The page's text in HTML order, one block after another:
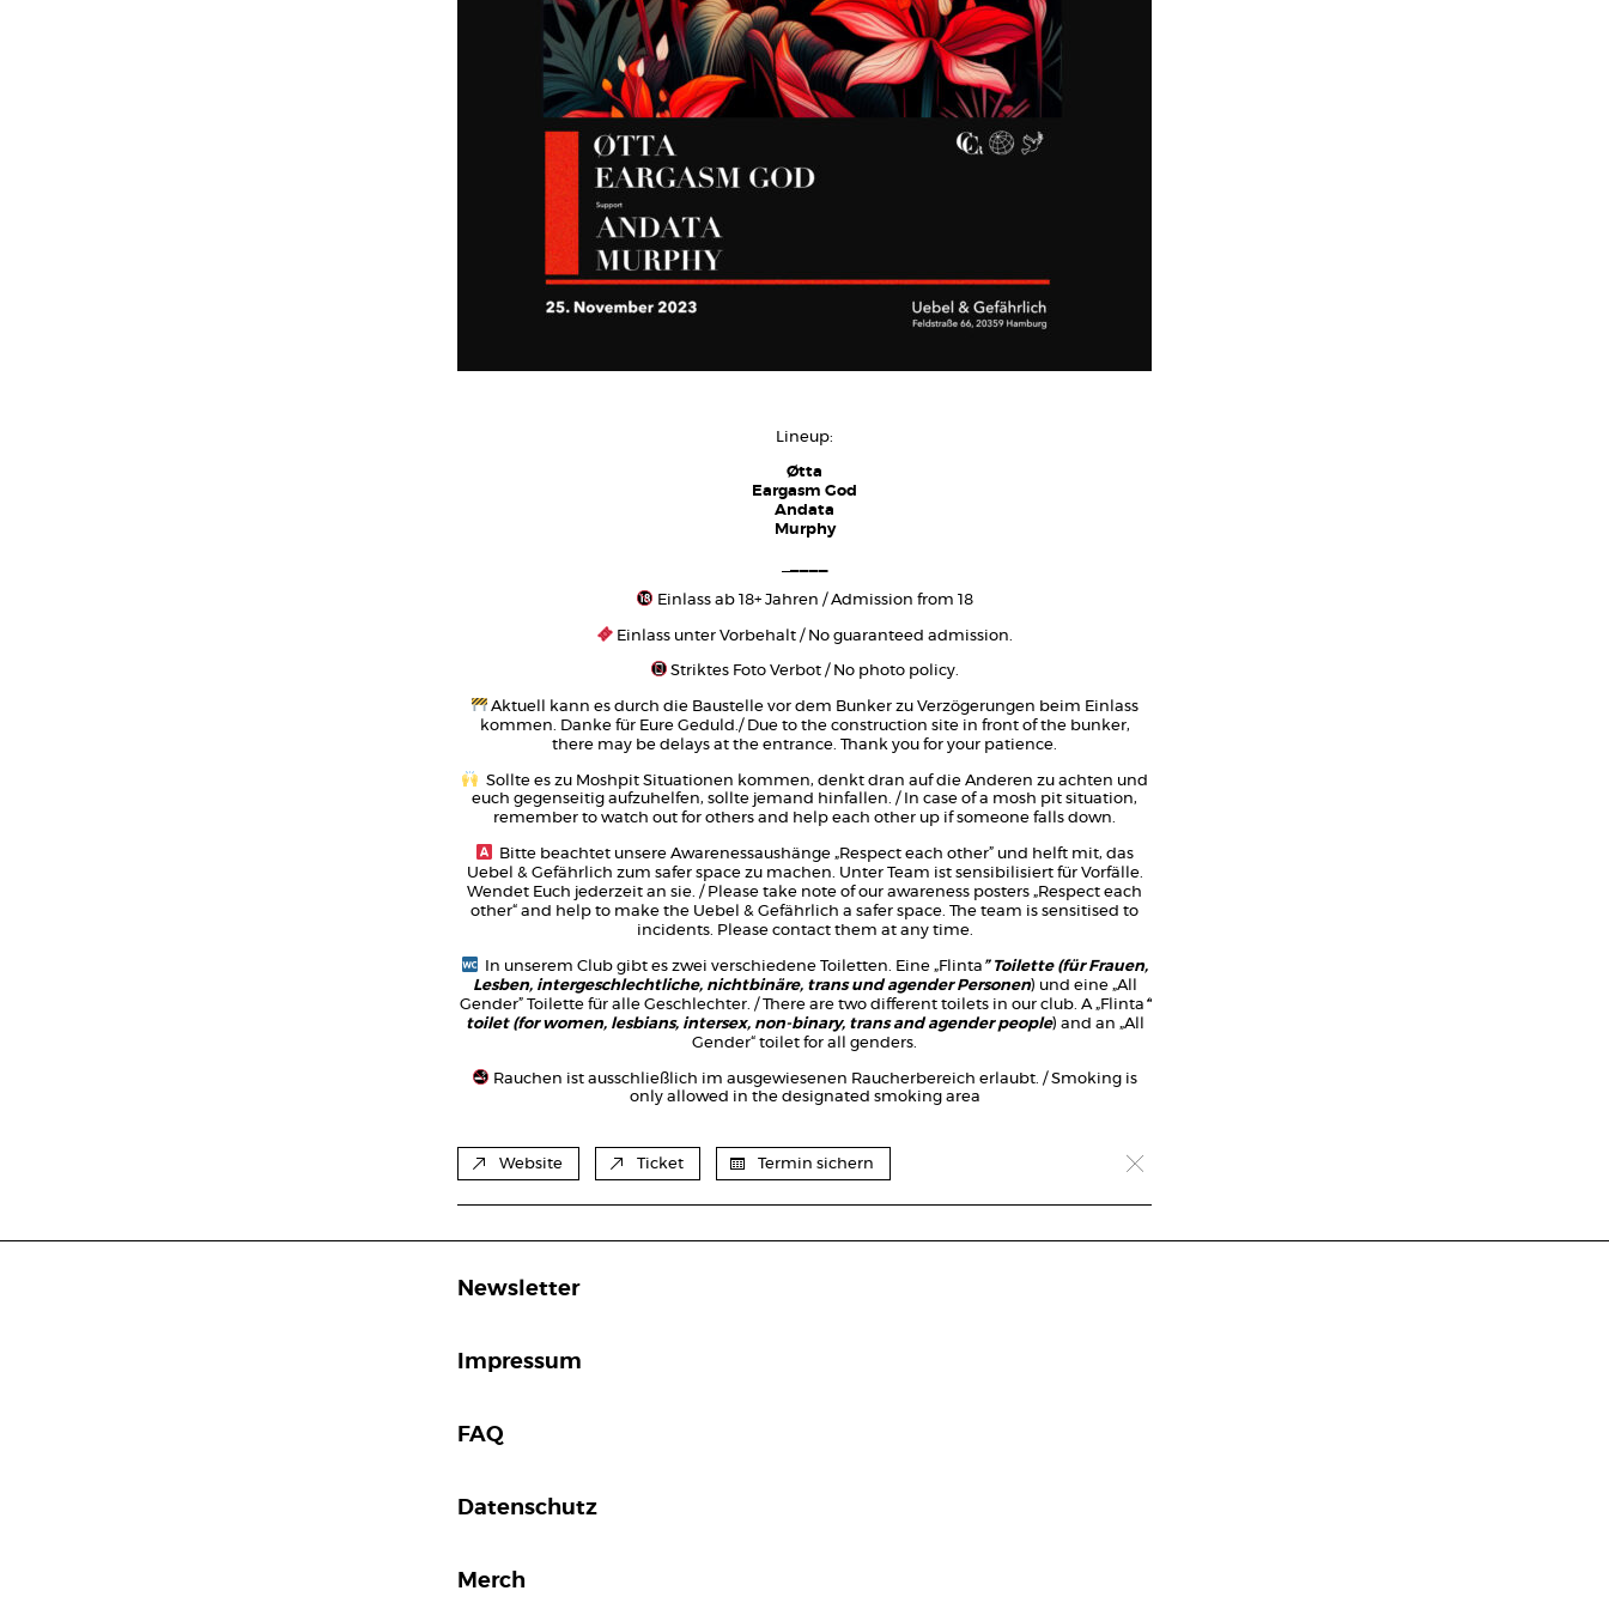
Lineup:
Øtta
Eargasm God
Andata
Murphy
Einlass ab 18+ Jahren / Admission from 18
Einlass unter Vorbehalt / No guaranteed admission.
Striktes Foto Verbot / No photo policy.
Aktuell kann es durch die Baustelle vor dem Bunker zu Verzögerungen beim Einlass
kommen. Danke für Eure Geduld./ Due to the construction site in front of the bunker,
there may be delays at the entrance. Thank you for your patience.
Sollte es zu Moshpit Situationen kommen, denkt dran auf die Anderen zu achten und
euch gegenseitig aufzuhelfen, sollte jemand hinfallen. / In case of a mosh pit situation,
remember to watch out for others and help each other up if someone falls down.
Bitte beachtet unsere Awarenessaushänge „Respect each other” und helft mit, das
Uebel & Gefährlich zum safer space zu machen. Unter Team ist sensibilisiert für Vorfälle.
Wendet Euch jederzeit an sie. / Please take note of our awareness posters „Respect each
other“ and help to make the Uebel & Gefährlich a safer space. The team is sensitised to
incidents. Please contact them at any time.
In unserem Club gibt es zwei verschiedene Toiletten. Eine „Flinta ” Toilette (für Frauen,
Lesben, intergeschlechtliche, nichtbinäre, trans und agender Personen) und eine „All
Gender” Toilette für alle Geschlechter. / There are two different toilets in our club. A „Flinta “
toilet (for women, lesbians, intersex, non-binary, trans and agender people) and an „All
Gender“ toilet for all genders.
Rauchen ist ausschließlich im ausgewiesenen Raucherbereich erlaubt. / Smoking is
only allowed in the designated smoking area
Website Ticket Termin sichern
Newsletter
Impressum
FAQ
Datenschutz
Merch